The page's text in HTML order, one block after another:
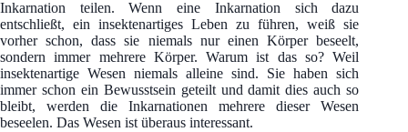
Inkarnation teilen. Wenn eine Inkarnation sich dazu
entschließt, ein insektenartiges Leben zu führen, weiß sie
vorher schon, dass sie niemals nur einen Körper beseelt,
sondern immer mehrere Körper. Warum ist das so? Weil
insektenartige Wesen niemals alleine sind. Sie haben sich
immer schon ein Bewusstsein geteilt und damit dies auch so
bleibt, werden die Inkarnationen mehrere dieser Wesen
beseelen. Das Wesen ist überaus interessant.